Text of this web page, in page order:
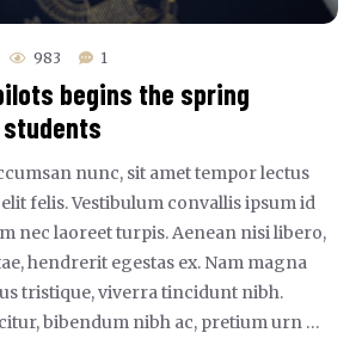
983 1
begins the spring
nunc, sit amet tempor lectus
felis. Vestibulum convallis ipsum id
nec laoreet turpis. Aenean nisi libero,
hendrerit egestas ex. Nam magna
tristique, viverra tincidunt nibh.
bibendum nibh ac, pretium urn …